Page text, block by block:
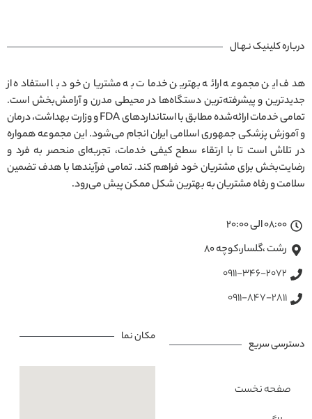
درباره کلینیک نـهـال
هدف این مجموعه ارائه بهترین خدمات به مشتریان خود با استفاده از
جدیدترین و پیشرفته‌ترین دستگاه‌ها در محیطی مدرن و آرامش‌بخش است.
تمامی خدمات ارائه‌شده مطابق با استانداردهای FDA و وزارت بهداشت، درمان
و آموزش پزشکی جمهوری اسلامی ایران انجام می‌شود. این مجموعه همواره
در تلاش است تا با ارتقاء سطح کیفی خدمات، تجربه‌ای منحصر به فرد و
رضایت‌بخش برای مشتریان خود فراهم کند. تمامی فرآیندها با هدف تضمین
سلامت و رفاه مشتریان به بهترین شکل ممکن پیش می‌رود.
08:00 الی 20:00
رشت ،گلسار،کوچه ۸۰
0911-346-2072
0911-847-2811
دسترسی سریع
صفحه نخست
مکان نما